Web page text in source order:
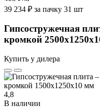
39 234 ₽ за пачку 31 шт
Гипсостружечная
кромкой
Купить у дилера
4,8
В наличии